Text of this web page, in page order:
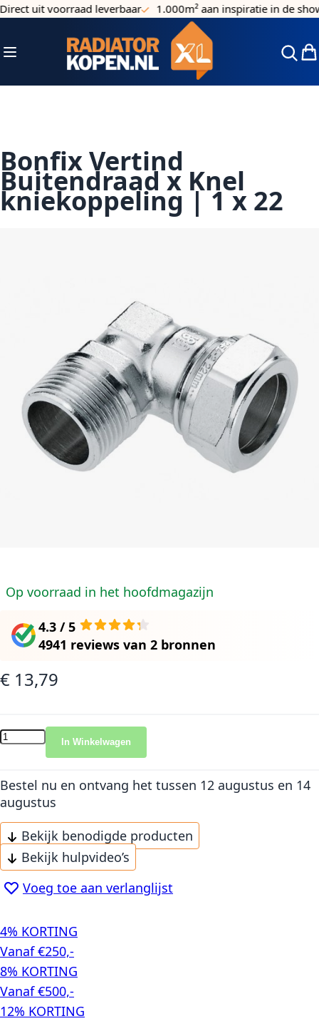
Ga naar de inhoud
uit voorraad leverbaar 1.000m² aan inspiratie in de
Toggle Nav
Bonfix Vertind
Buitendraad x Knel
kniekoppeling | 1 x 22
Op voorraad in het hoofdmagazijn
4.3 / 5
4941 reviews van 2 bronnen
€ 13,79
In Winkelwagen
Bestel nu en ontvang het tussen 12 augustus en 14
augustus
Bekijk benodigde producten
Bekijk hulpvideo’s
Voeg toe aan verlanglijst
4% KORTING
Vanaf €250,-
8% KORTING
Vanaf €500,-
12% KORTING